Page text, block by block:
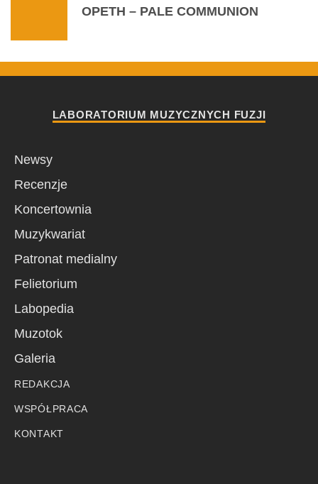
OPETH – PALE COMMUNION
LABORATORIUM MUZYCZNYCH FUZJI
Newsy
Recenzje
Koncertownia
Muzykwariat
Patronat medialny
Felietorium
Labopedia
Muzotok
Galeria
REDAKCJA
WSPÓŁPRACA
KONTAKT